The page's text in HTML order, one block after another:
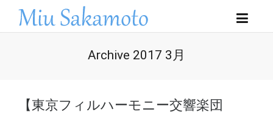
Archive 2017 3月
【東京フィルハーモニー交響楽団